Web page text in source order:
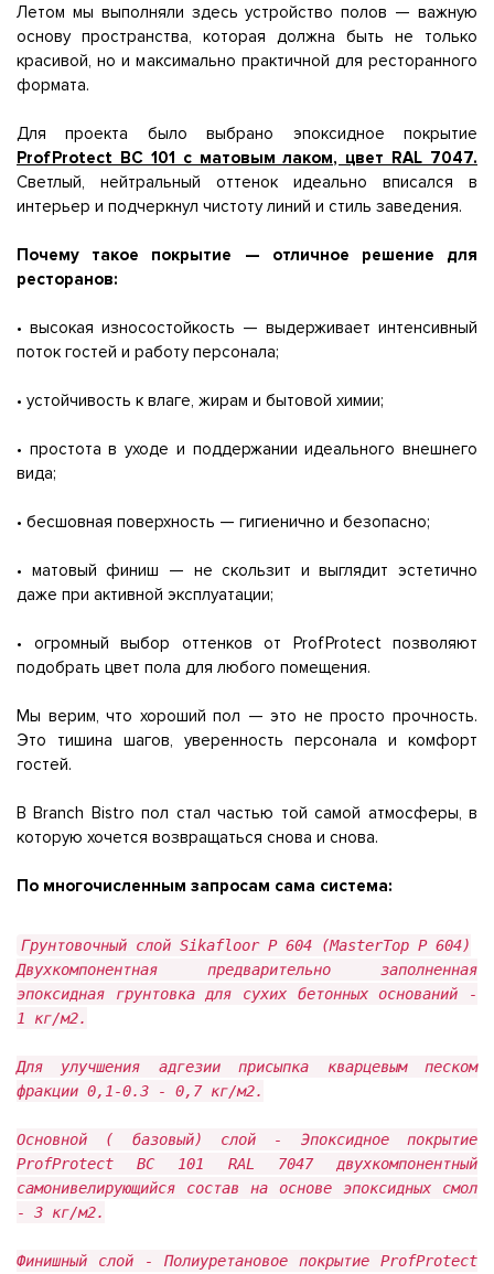
Летом мы выполняли здесь устройство полов — важную
основу пространства, которая должна быть не только
красивой, но и максимально практичной для ресторанного
формата.
Для проекта было выбрано эпоксидное покрытие
ProfProtect BC 101 с матовым лаком, цвет RAL 7047.
Светлый, нейтральный оттенок идеально вписался в
интерьер и подчеркнул чистоту линий и стиль заведения.
Почему такое покрытие — отличное решение для
ресторанов:
• высокая износостойкость — выдерживает интенсивный
поток гостей и работу персонала;
• устойчивость к влаге, жирам и бытовой химии;
• простота в уходе и поддержании идеального внешнего
вида;
• бесшовная поверхность — гигиенично и безопасно;
• матовый финиш — не скользит и выглядит эстетично
даже при активной эксплуатации;
• огромный выбор оттенков от ProfProtect позволяют
подобрать цвет пола для любого помещения.
Мы верим, что хороший пол — это не просто прочность.
Это тишина шагов, уверенность персонала и комфорт
гостей.
В Branch Bistro пол стал частью той самой атмосферы, в
которую хочется возвращаться снова и снова.
По многочисленным запросам сама система:
Грунтовочный слой Sikafloor P 604 (MasterTop P 604)
Двухкомпонентная предварительно заполненная
эпоксидная грунтовка для сухих бетонных оснований -
1 кг/м2.
Для улучшения адгезии присыпка кварцевым песком
фракции 0,1-0.3 - 0,7 кг/м2.
Основной ( базовый) слой - Эпоксидное покрытие
ProfProtect BC 101 RAL 7047 двухкомпонентный
самонивелирующийся состав на основе эпоксидных смол
- 3 кг/м2.
Финишный слой - Полиуретановое покрытие ProfProtect